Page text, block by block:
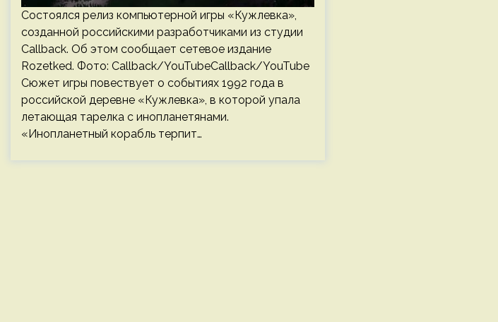
Состоялся релиз компьютерной игры «Кужлевка»,
созданной российскими разработчиками из студии
Callback. Об этом сообщает сетевое издание
Rozetked. Фото: Callback/YouTubeCallback/YouTube
Сюжет игры повествует о событиях 1992 года в
российской деревне «Кужлевка», в которой упала
летающая тарелка с инопланетянами.
«Инопланетный корабль терпит…